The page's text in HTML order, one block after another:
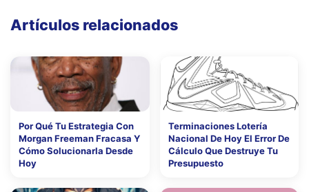
Artículos relacionados
Por Qué Tu Estrategia Con
Morgan Freeman Fracasa Y
Cómo Solucionarla Desde
Hoy
Terminaciones Lotería
Nacional De Hoy El Error De
Cálculo Que Destruye Tu
Presupuesto